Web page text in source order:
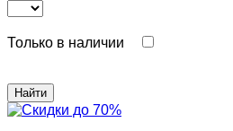
Только в наличии